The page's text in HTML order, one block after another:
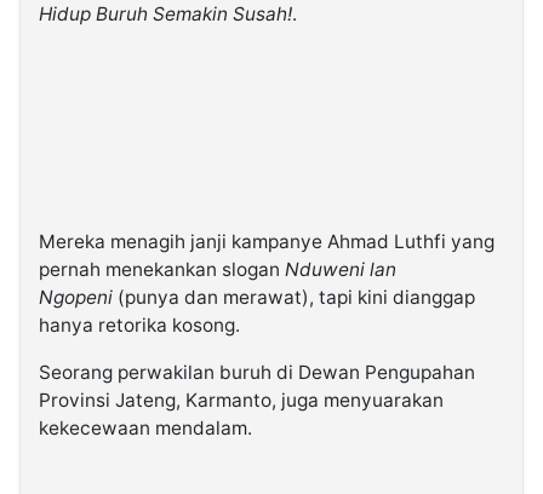
Hidup Buruh Semakin Susah!.
Mereka menagih janji kampanye Ahmad Luthfi yang
pernah menekankan slogan Nduweni lan
Ngopeni (punya dan merawat), tapi kini dianggap
hanya retorika kosong.
Seorang perwakilan buruh di Dewan Pengupahan
Provinsi Jateng, Karmanto, juga menyuarakan
kekecewaan mendalam.